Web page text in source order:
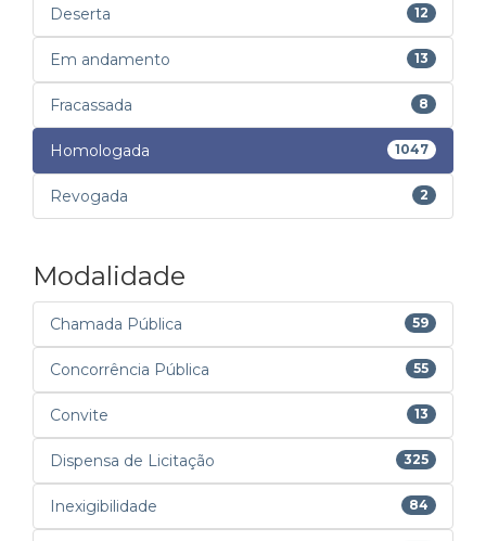
Deserta 12
Em andamento 13
Fracassada 8
Homologada 1047
Revogada 2
Modalidade
Chamada Pública 59
Concorrência Pública 55
Convite 13
Dispensa de Licitação 325
Inexigibilidade 84